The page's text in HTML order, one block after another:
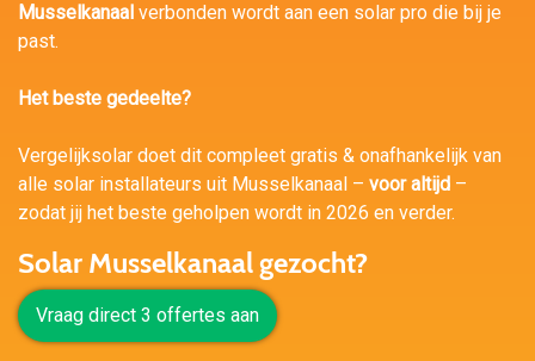
Musselkanaal verbonden wordt aan een solar pro die bij je
past.
Het beste gedeelte?
Vergelijksolar doet dit compleet gratis & onafhankelijk van
alle solar installateurs uit Musselkanaal – voor altijd –
zodat jij het beste geholpen wordt in 2026 en verder.
Solar Musselkanaal gezocht?
Vraag direct 3 offertes aan